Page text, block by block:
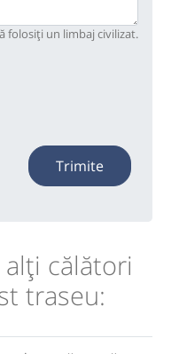
folosiți un limbaj civilizat.
Trimite
alţi călători
traseu: